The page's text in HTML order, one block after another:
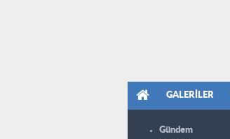
GALERILER
Gündem